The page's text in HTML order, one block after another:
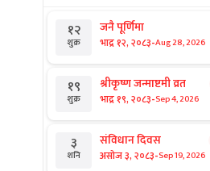
१२
शुक्र
जनै पूर्णिमा
भाद्र १२, २०८३-Aug 28, 2026
१९
शुक्र
श्रीकृष्ण जन्माष्टमी व्रत
भाद्र १९, २०८३-Sep 4, 2026
३
शनि
संविधान दिवस
असोज ३, २०८३-Sep 19, 2026